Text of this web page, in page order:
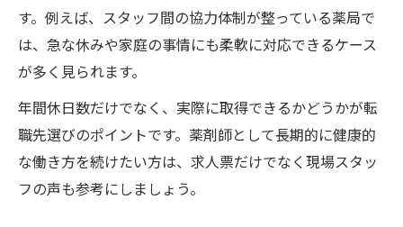
す。例えば、スタッフ間の協力体制が整っている薬局で
は、急な休みや家庭の事情にも柔軟に対応できるケース
が多く見られます。
年間休日数だけでなく、実際に取得できるかどうかが転
職先選びのポイントです。薬剤師として長期的に健康的
な働き方を続けたい方は、求人票だけでなく現場スタッ
フの声も参考にしましょう。